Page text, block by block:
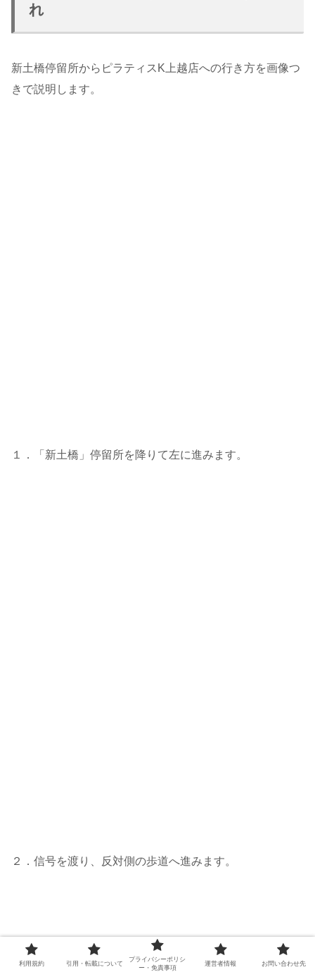
れ
新土橋停留所からピラティスK上越店への行き方を画像つ
きで説明します。
１．「新土橋」停留所を降りて左に進みます。
２．信号を渡り、反対側の歩道へ進みます。
利用規約 引用・転載について
プライバシーポリシ
ー・免責事項
運営者情報 お問い合わせ先